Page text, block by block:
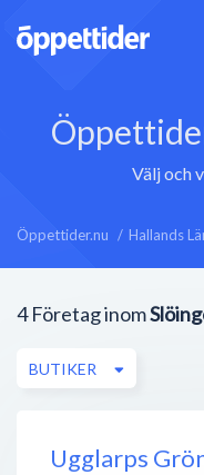
Välj och
Öppettider.nu Hallands
4 Företag inom
BUTIKER
Ugglarps